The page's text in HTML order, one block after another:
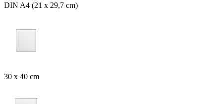
DIN A4 (21 x 29,7 cm)
30 x 40 cm